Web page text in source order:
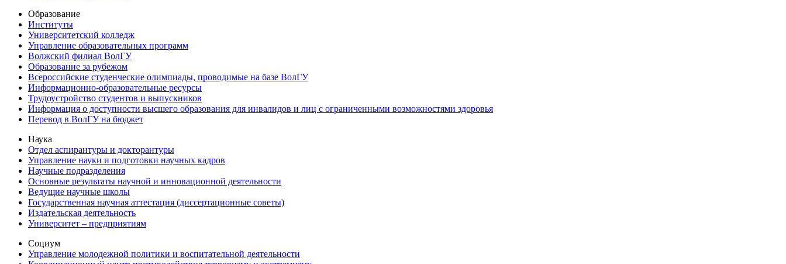
Образование
Институты
Университетский колледж
Управление образовательных программ
Волжский филиал ВолГУ
Образование за рубежом
Всероссийские студенческие олимпиады, проводимые на базе ВолГУ
Информационно-образовательные ресурсы
Трудоустройство студентов и выпускников
Информация о доступности высшего образования для инвалидов и лиц с ограниченными возможностями здоровья
Перевод в ВолГУ на бюджет
Наука
Отдел аспирантуры и докторантуры
Управление науки и подготовки научных кадров
Научные подразделения
Основные результаты научной и инновационной деятельности
Ведущие научные школы
Государственная научная аттестация (диссертационные советы)
Издательская деятельность
Университет – предприятиям
Социум
Управление молодежной политики и воспитательной деятельности